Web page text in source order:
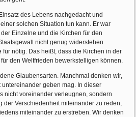
des Lebens nachgedacht und
solchen Situation tun kann. Er war
Einzelne und die Kirchen für den
nicht genug widerstehen
für nötig. Das heißt, dass die Kirchen in der
den Weltfrieden bewerkstelligen können.
Glaubensarten. Manchmal denken wir,
geben mag. In dieser
nicht voreinander verleugnen, sondern
der Verschiedenheit miteinander zu reden,
miteinander zu erstreben. Wir denken